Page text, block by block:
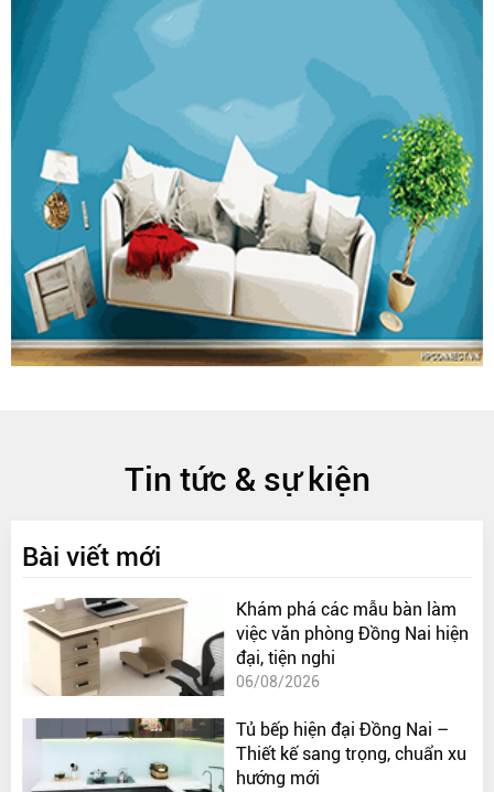
Tin tức & sự kiện
Bài viết mới
Khám phá các mẫu bàn làm
việc văn phòng Đồng Nai hiện
đại, tiện nghi
06/08/2026
Tủ bếp hiện đại Đồng Nai –
Thiết kế sang trọng, chuẩn xu
hướng mới